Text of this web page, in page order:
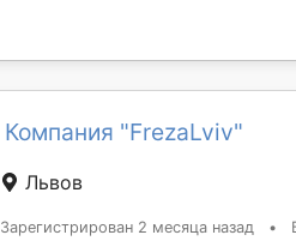
Компания "FrezaLviv"
Львов
Зарегистрирован 2 месяца назад •